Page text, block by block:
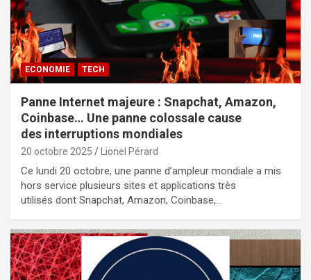
ECONOMIE TECH
Panne Internet majeure : Snapchat, Amazon,
Coinbase… Une panne colossale cause
des interruptions mondiales
20 octobre 2025 Lionel Pérard
Ce lundi 20 octobre, une panne d’ampleur mondiale a mis
hors service plusieurs sites et applications très
utilisés dont Snapchat, Amazon, Coinbase,…